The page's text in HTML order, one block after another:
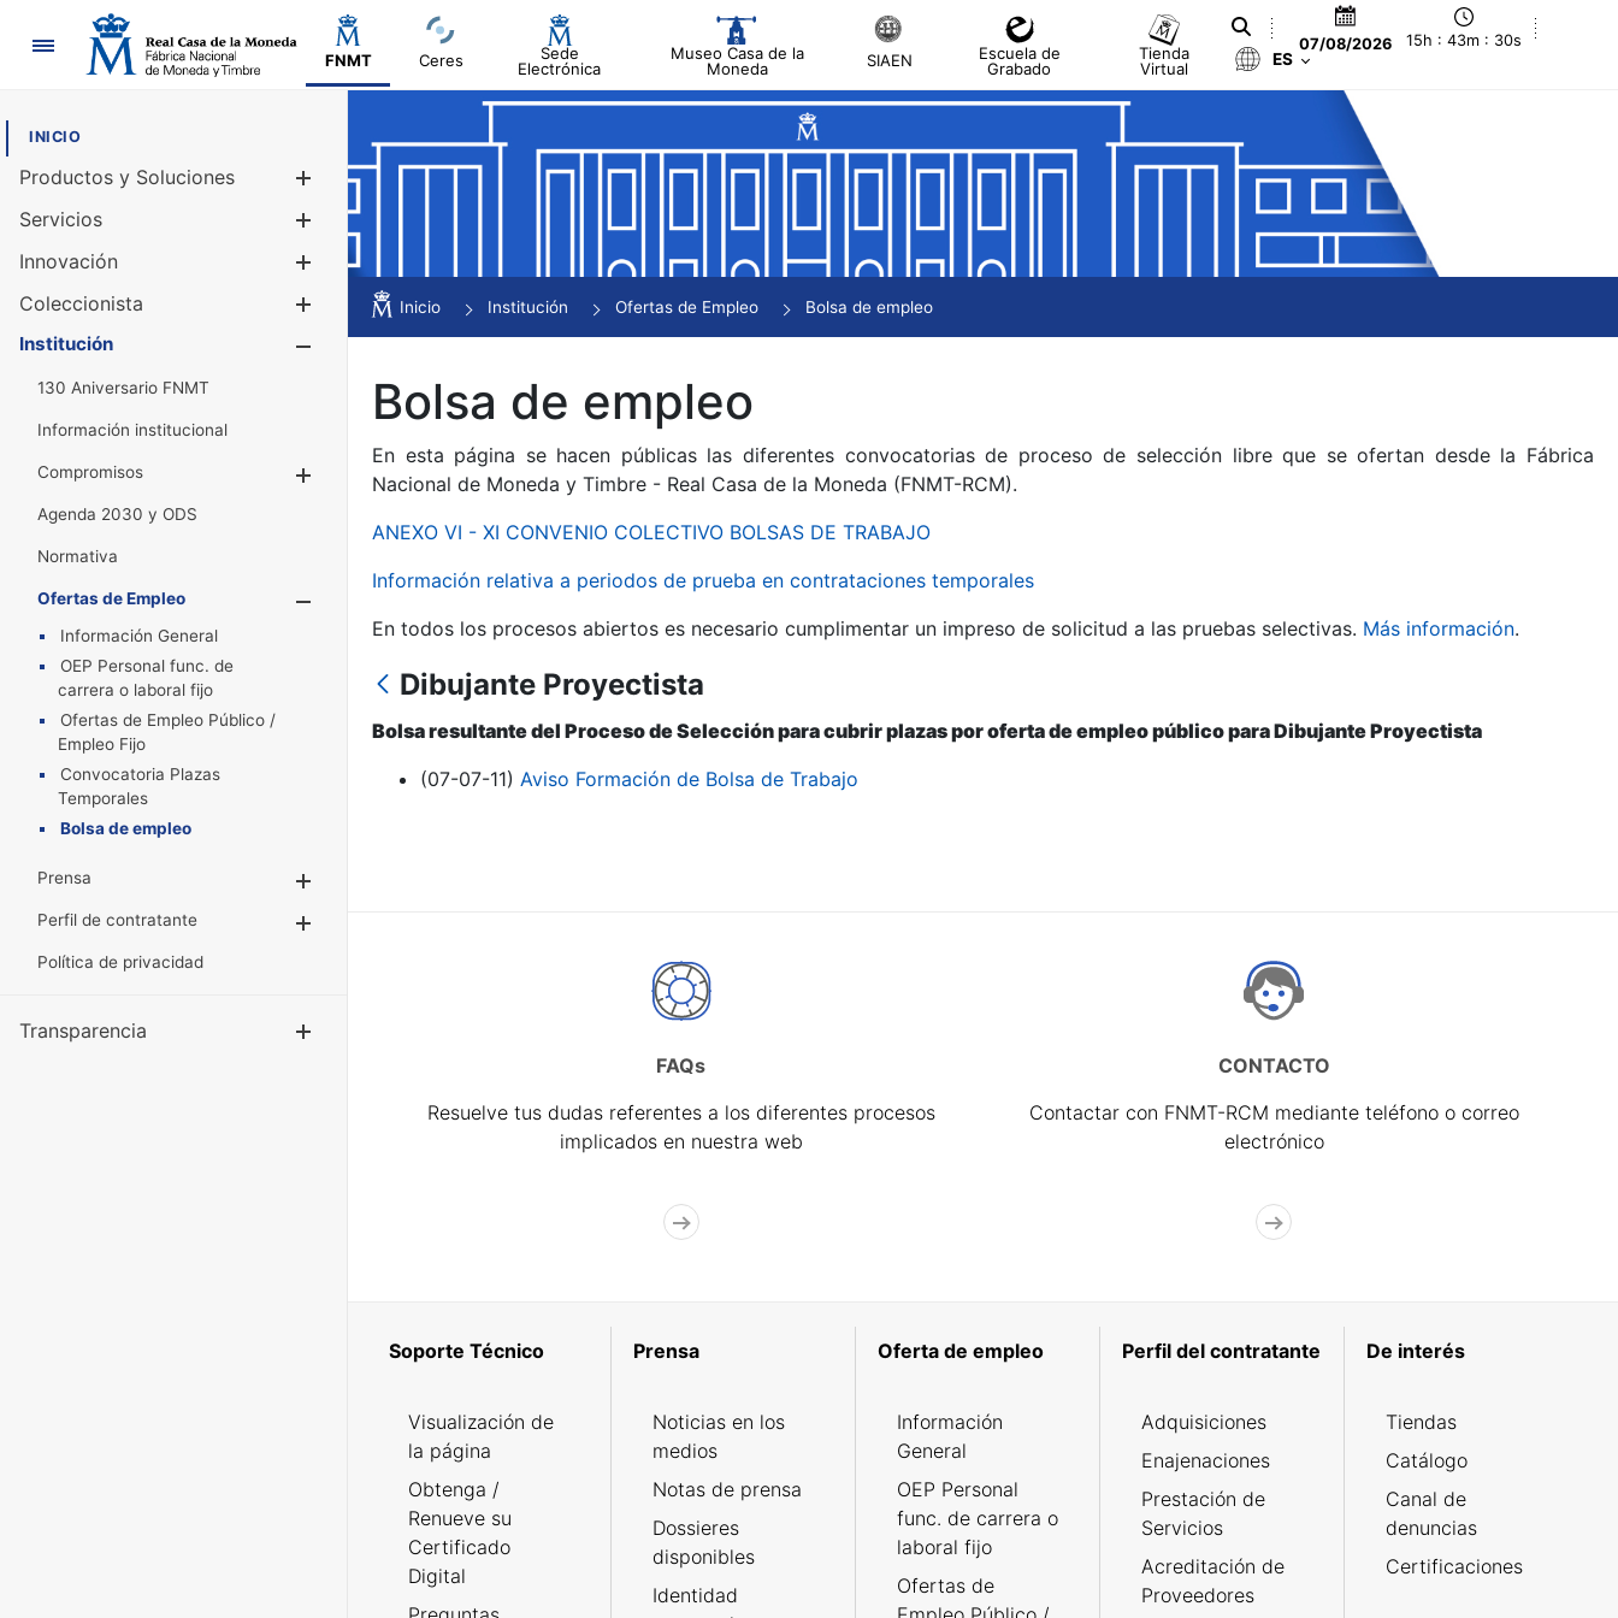
Navegación
FNMT Ceres
Sede
Electrónica
Museo Casa de la
Moneda
SIAEN
Escuela de
Grabado
Tienda
Virtual
07/08/2026 15h : 43m : 30s
ES
INICIO
Productos y Soluciones
Mostrar/Ocultar
Servicios
Innovación
Coleccionista
Mostrar/Ocultar
Institución
130 Aniversario FNMT
Información institucional
Compromisos
Mostrar/Ocultar
Agenda 2030 y ODS
Normativa
Ofertas de Empleo
Información General
OEP Personal func. de
carrera o laboral fijo
Ofertas de Empleo Público /
Empleo Fijo
Convocatoria Plazas
Temporales
Bolsa de empleo
Prensa
Perfil de contratante
Política de privacidad
Transparencia
Inicio Institución Ofertas de Empleo Bolsa de empleo
Bolsa de empleo
En esta página se hacen públicas las diferentes convocatorias de proceso de selección libre que se ofertan desde la Fábrica
Nacional de Moneda y Timbre - Real Casa de la Moneda (FNMT-RCM).
ANEXO VI - XI CONVENIO COLECTIVO BOLSAS DE TRABAJO
Información relativa a periodos de prueba en contrataciones temporales
En todos los procesos abiertos es necesario cumplimentar un impreso de solicitud a las pruebas selectivas. Más información.
Dibujante Proyectista
Bolsa resultante del Proceso de Selección para cubrir plazas por oferta de empleo público para Dibujante Proyectista
(07-07-11) Aviso Formación de Bolsa de Trabajo
FAQs
Resuelve tus dudas referentes a los diferentes procesos
implicados en nuestra web
CONTACTO
Contactar con FNMT-RCM mediante teléfono o correo
electrónico
Soporte Técnico
Visualización de
la página
Obtenga /
Renueve su
Certificado
Digital
Prensa
Noticias en los
medios
Notas de prensa
Dossieres
disponibles
Identidad
Oferta de empleo
Información
General
OEP Personal
func. de carrera o
laboral fijo
Ofertas de
Perfil del contratante
Adquisiciones
Enajenaciones
Prestación de
Servicios
Acreditación de
Proveedores
De interés
Tiendas
Catálogo
Canal de
denuncias
Certificaciones